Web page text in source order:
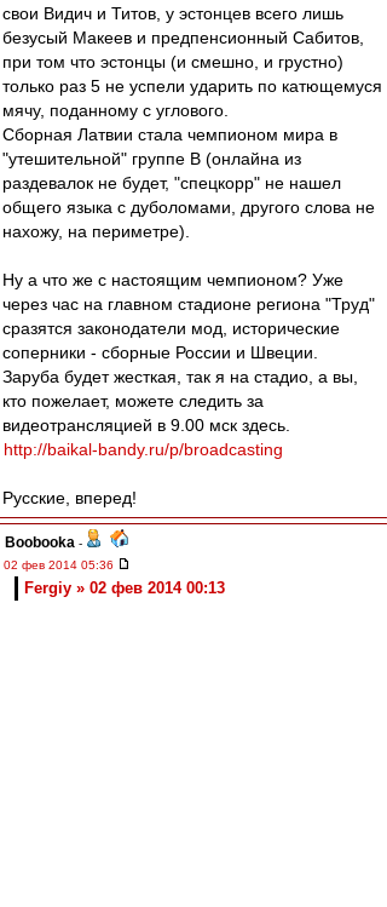
свои Видич и Титов, у эстонцев всего лишь
безусый Макеев и предпенсионный Сабитов,
при том что эстонцы (и смешно, и грустно)
только раз 5 не успели ударить по катющемуся
мячу, поданному с углового.
Сборная Латвии стала чемпионом мира в
"утешительной" группе В (онлайна из
раздевалок не будет, "спецкорр" не нашел
общего языка с дуболомами, другого слова не
нахожу, на периметре).
Ну а что же с настоящим чемпионом? Уже
через час на главном стадионе региона "Труд"
сразятся законодатели мод, исторические
соперники - сборные России и Швеции.
Заруба будет жесткая, так я на стадио, а вы,
кто пожелает, можете следить за
видеотрансляцией в 9.00 мск здесь.
http://baikal-bandy.ru/p/broadcasting
Русские, вперед!
Boobooka -
02 фев 2014 05:36
Fergiy » 02 фев 2014 00:13